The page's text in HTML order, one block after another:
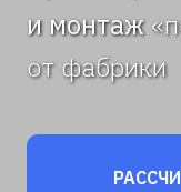
и монтаж
от фабрики